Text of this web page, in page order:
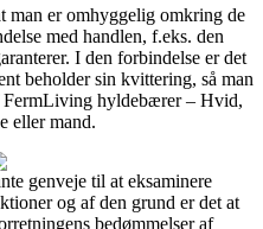
er omhyggelig omkring de
med handlen, f.eks. den
I den forbindelse er det
beholder sin kvittering, så man
FermLiving hyldebærer – Hvid,
eller mand.
genveje til at eksaminere
og af den grund er det at
bedømmelser af